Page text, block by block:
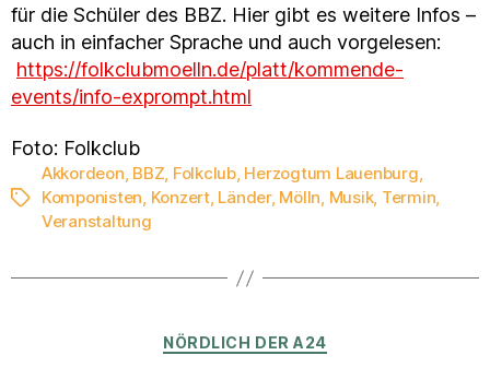
für die Schüler des BBZ. Hier gibt es weitere Infos –
auch in einfacher Sprache und auch vorgelesen:
https://folkclubmoelln.de/platt/kommende-
events/info-exprompt.html
Foto: Folkclub
Schlagwörter
Akkordeon, BBZ, Folkclub, Herzogtum Lauenburg,
Komponisten, Konzert, Länder, Mölln, Musik, Termin,
Veranstaltung
Kategorien
NÖRDLICH DER A24